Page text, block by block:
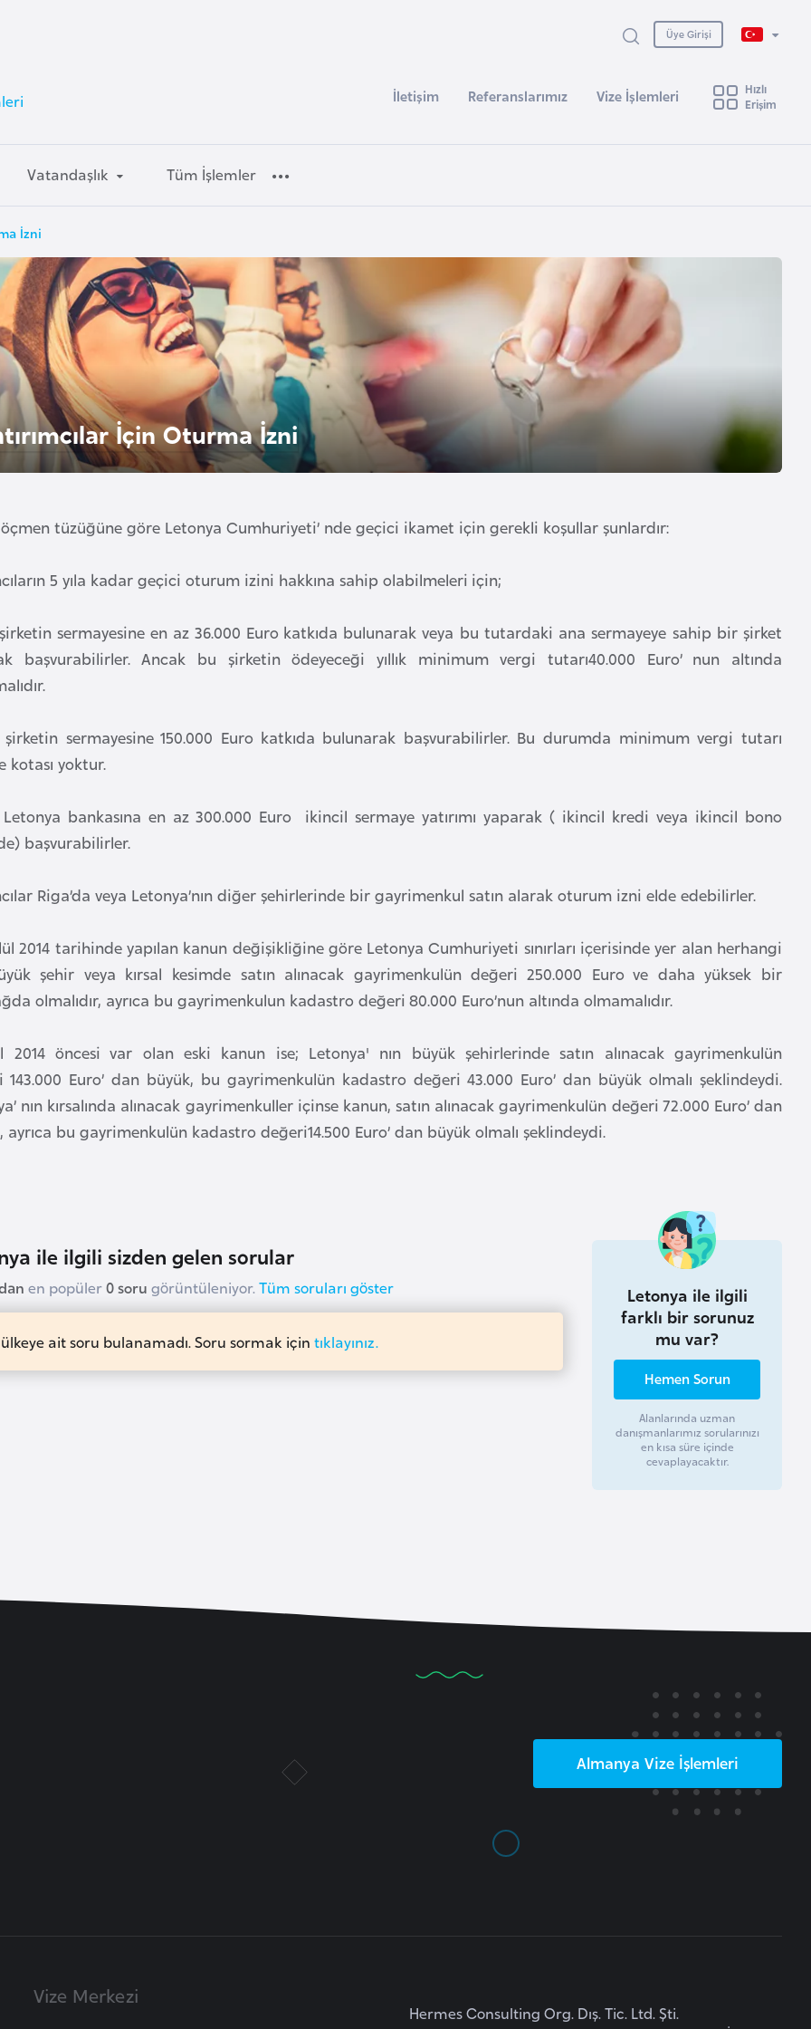
Üye Girişi
İletişim Referanslarımız Vize İşlemleri
Hızlı
Erişim
Vatandaşlık Tüm İşlemler
İzni
İçin Oturma İzni
tüzüğüne göre Letonya Cumhuriyeti’ nde geçici ikamet için gerekli koşullar şunlardır:
5 yıla kadar geçici oturum izini hakkına sahip olabilmeleri için;
sermayesine en az 36.000 Euro katkıda bulunarak veya bu tutardaki ana sermayeye sahip bir şirket
başvurabilirler. Ancak bu şirketin ödeyeceği yıllık minimum vergi tutarı40.000 Euro’ nun altında
sermayesine 150.000 Euro katkıda bulunarak başvurabilirler. Bu durumda minimum vergi tutarı
kotası yoktur.
bankasına en az 300.000 Euro ikincil sermaye yatırımı yaparak ( ikincil kredi veya ikincil bono
başvurabilirler.
Riga’da veya Letonya’nın diğer şehirlerinde bir gayrimenkul satın alarak oturum izni elde edebilirler.
2014 tarihinde yapılan kanun değişikliğine göre Letonya Cumhuriyeti sınırları içerisinde yer alan herhangi
şehir veya kırsal kesimde satın alınacak gayrimenkulün değeri 250.000 Euro ve daha yüksek bir
olmalıdır, ayrıca bu gayrimenkulun kadastro değeri 80.000 Euro’nun altında olmamalıdır.
2014 öncesi var olan eski kanun ise; Letonya' nın büyük şehirlerinde satın alınacak gayrimenkulün
143.000 Euro’ dan büyük, bu gayrimenkulün kadastro değeri 43.000 Euro’ dan büyük olmalı şeklindeydi.
nın kırsalında alınacak gayrimenkuller içinse kanun, satın alınacak gayrimenkulün değeri 72.000 Euro’ dan
ayrıca bu gayrimenkulün kadastro değeri14.500 Euro’ dan büyük olmalı şeklindeydi.
ile ilgili sizden gelen sorular
en popüler0 soru görüntüleniyor.Tüm soruları göster
ait soru bulanamadı. Soru sormak için tıklayınız.
Letonya ile ilgili
farklı bir sorunuz
mu var?
Hemen Sorun
Alanlarında uzman
danışmanlarımız sorularınızı
en kısa süre içinde
cevaplayacaktır.
Almanya Vize İşlemleri
Vize Merkezi
Hermes Consulting Org. Dış. Tic. Ltd. Şti.